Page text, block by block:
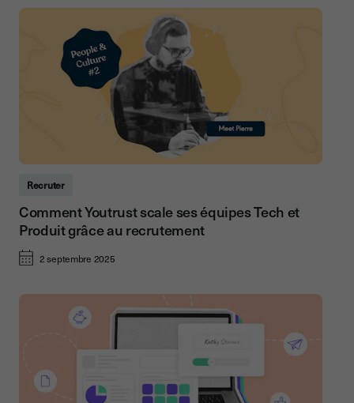
Recruter
Comment Youtrust scale ses équipes Tech et
Produit grâce au recrutement
2 septembre 2025